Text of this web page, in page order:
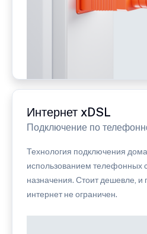
Интернет xDSL
Подключение по
Технология подключения
использованием телефонных
назначения. Стоит дешевле, и
интернет не ограничен.